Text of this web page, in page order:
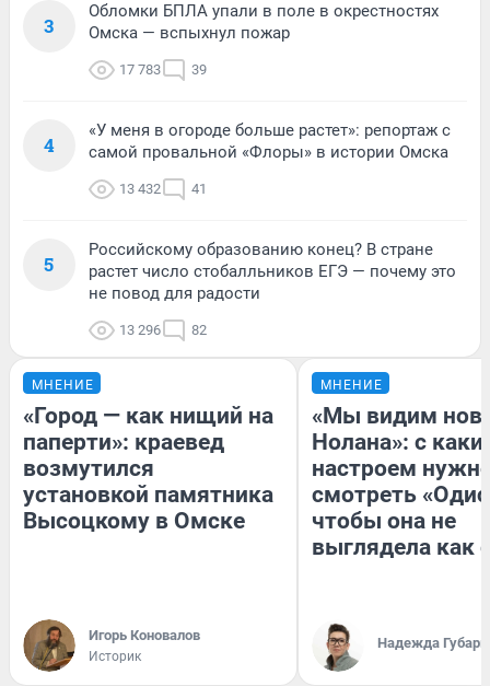
3
Обломки БПЛА упали в поле в окрестностях
Омска — вспыхнул пожар
17 783 39
4
«У меня в огороде больше растет»: репортаж с
самой провальной «Флоры» в истории Омска
13 432 41
5
Российскому образованию конец? В стране
растет число стобалльников ЕГЭ — почему это
не повод для радости
13 296 82
МНЕНИЕ
«Город — как нищий на
паперти»: краевед
возмутился
установкой памятника
Высоцкому в Омске
Игорь Коновалов
Историк
МНЕНИЕ
«Мы видим
Нолана»: с
настроем
смотреть
чтобы она не
выглядела как
Надежда Губарь